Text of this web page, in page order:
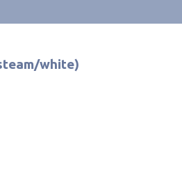
white)